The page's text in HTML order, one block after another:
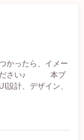
かったら、イメー
ください♪ 本ブ
設計、デザイン、